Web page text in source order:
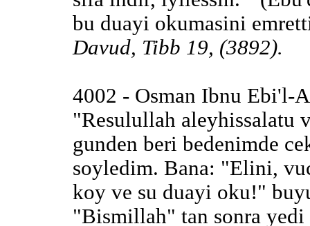
bu duayi okumasini
Davud, Tibb 19, (3892).
4002 - Osman Ibnu Ebi'l-
"Resulullah aleyhissalatu
gunden beri bedenimde
soyledim. Bana: "Elini,
koy ve su duayi oku!"
"Bismillah" tan sonra